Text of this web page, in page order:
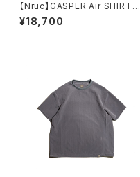
【Nruc】GASPER Air SHIRT/L
S
¥18,700